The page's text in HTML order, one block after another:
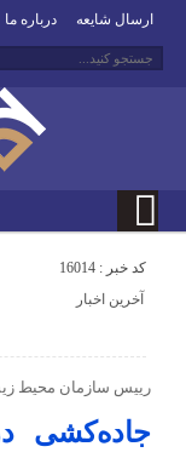
ارسال شایعه درباره ما
کد خبر : 16014
آخرین اخبار
رییس سازمان محیط‌
جاده‌کشی